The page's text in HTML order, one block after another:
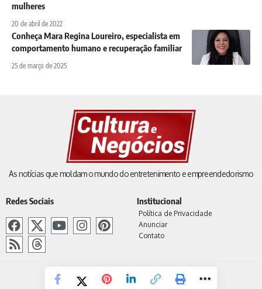
mulheres
20 de abril de 2022
Conheça Mara Regina Loureiro, especialista em
comportamento humano e recuperação familiar
25 de março de 2025
As notícias que moldam o mundo do entretenimento e empreendedorismo
Redes Sociais Institucional
Política de Privacidade
Anunciar
Contato